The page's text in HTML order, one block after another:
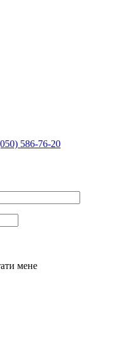
586-76-20
мене